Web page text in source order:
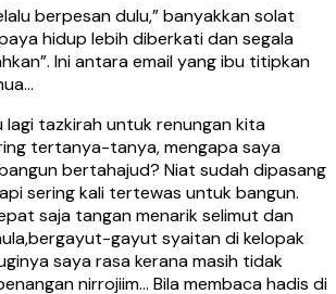
berpesan dulu,” banyakkan solat
hidup lebih diberkati dan segala
Ini antara email yang ibu titipkan
lagi tazkirah untuk renungan kita
tertanya-tanya, mengapa saya
bertahajud? Niat sudah dipasang
sering kali tertewas untuk bangun.
saja tangan menarik selimut dan
gayut syaitan di kelopak
saya rasa kerana masih tidak
nirrojiim… Bila membaca hadis di